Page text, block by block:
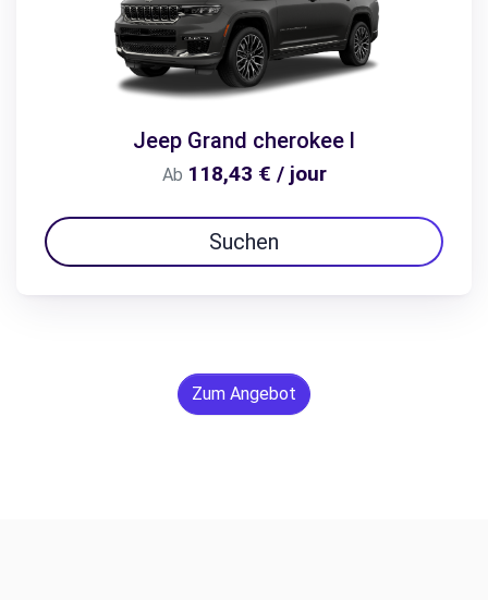
Jeep Grand cherokee l
Ab 118,43 € / jour
Suchen
Zum Angebot